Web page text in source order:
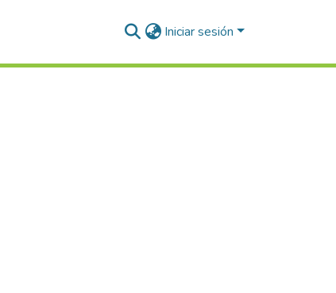
Iniciar sesión